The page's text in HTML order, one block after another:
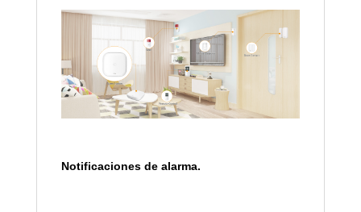
Notificaciones de alarma.